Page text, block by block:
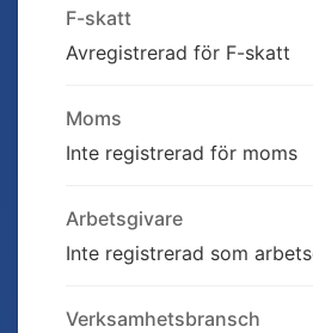
F-skatt
Avregistrerad för F-skatt
Moms
Inte registrerad för moms
Arbetsgivare
Inte registrerad som
Verksamhetsbransch